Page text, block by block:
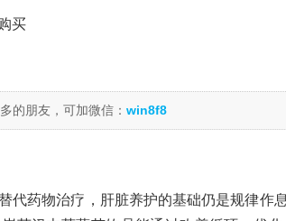
买
的朋友，可加微信： win8f8
代药物治疗，肝脏养护的基础仍是规律作